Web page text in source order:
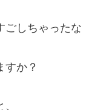
ごしちゃったな
すか？